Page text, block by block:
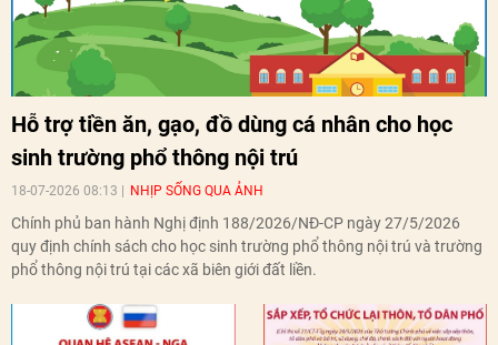
Hỗ trợ tiền ăn, gạo, đồ dùng cá nhân cho học
sinh trường phổ thông nội trú
18-07-2026 08:13 NHỊP SỐNG QUA ẢNH
Chính phủ ban hành Nghị định 188/2026/NĐ-CP ngày 27/5/2026
quy định chính sách cho học sinh trường phổ thông nội trú và trường
phổ thông nội trú tại các xã biên giới đất liền.